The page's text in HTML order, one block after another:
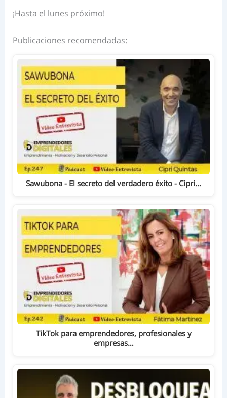
¡Hasta el lunes próximo!
Publicaciones recomendadas:
Sawubona - El secreto del verdadero éxito - Cipri…
TikTok para emprendedores, profesionales y
empresas…